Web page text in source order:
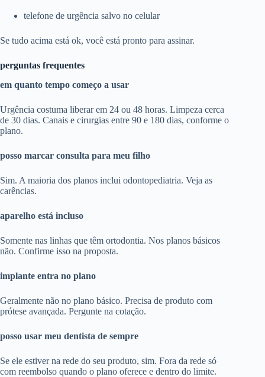
telefone de urgência salvo no celular
Se tudo acima está ok, você está pronto para assinar.
perguntas frequentes
em quanto tempo começo a usar
Urgência costuma liberar em 24 ou 48 horas. Limpeza cerca
de 30 dias. Canais e cirurgias entre 90 e 180 dias, conforme o
plano.
posso marcar consulta para meu filho
Sim. A maioria dos planos inclui odontopediatria. Veja as
carências.
aparelho está incluso
Somente nas linhas que têm ortodontia. Nos planos básicos
não. Confirme isso na proposta.
implante entra no plano
Geralmente não no plano básico. Precisa de produto com
prótese avançada. Pergunte na cotação.
posso usar meu dentista de sempre
Se ele estiver na rede do seu produto, sim. Fora da rede só
com reembolso quando o plano oferece e dentro do limite.